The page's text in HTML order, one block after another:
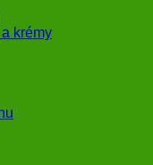
krémy